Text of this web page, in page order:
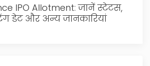
IPO Allotment: जानें स्टेटस,
डेट और अन्य जानकारियां